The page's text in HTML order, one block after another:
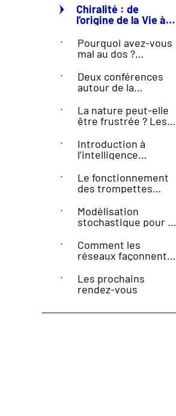
classes &
algorithmes
Chiralité : de
l’origine de la Vie à
Comment fabriquer
“durablement” les
matériaux chiraux
(optiquement purs)
?
Pourquoi avez-vous
mal au dos ?
discopathies
Deux conférences
autour de la
La nature peut-elle
être frustrée ? Les
magnétisme et de
l'optique
Introduction à
l’intelligence
Le fonctionnement
des trompettes
physicien : un
partenariat Yamaha-
LMA sous la forme
d'une chaire
académique
Modélisation
stochastique pour la
maintenance
Comment les
réseaux façonnent
risques et les prises
de risque ?
Les prochains
rendez-vous